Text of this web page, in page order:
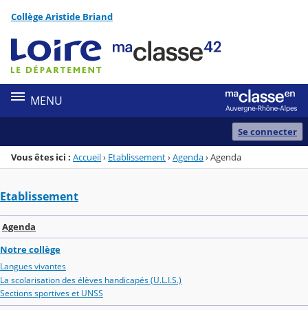
Menu de la rubrique
Contenu
Collège Aristide Briand
MENU
Se connecter
Vous êtes ici : Accueil› Etablissement›Agenda›Agenda
Etablissement
Agenda
Notre collège
Langues vivantes
La scolarisation des élèves handicapés (U.L.I.S.)
Sections sportives et UNSS